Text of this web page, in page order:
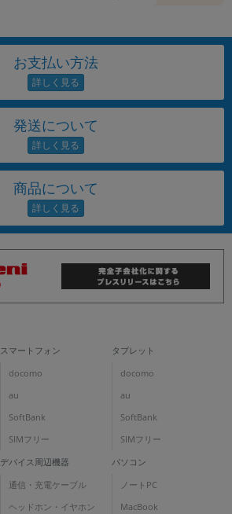
お支払い方法
発送について
商品について
スマートフォン
docomo
au
SoftBank
SIMフリー
タブレット
docomo
au
SoftBank
SIMフリー
デバイス周辺機器
通信・充電ケーブル
ヘッドホン・イヤホン
パソコン
ノートPC
MacBook